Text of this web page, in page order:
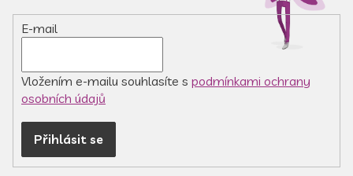
E-mail
Vložením e-mailu souhlasíte s podmínkami ochrany
osobních údajů
Přihlásit se